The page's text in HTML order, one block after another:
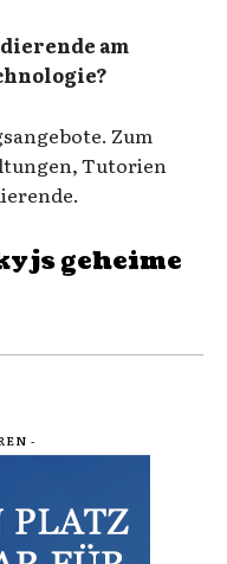
am
Zum
Tutorien
geheime
-